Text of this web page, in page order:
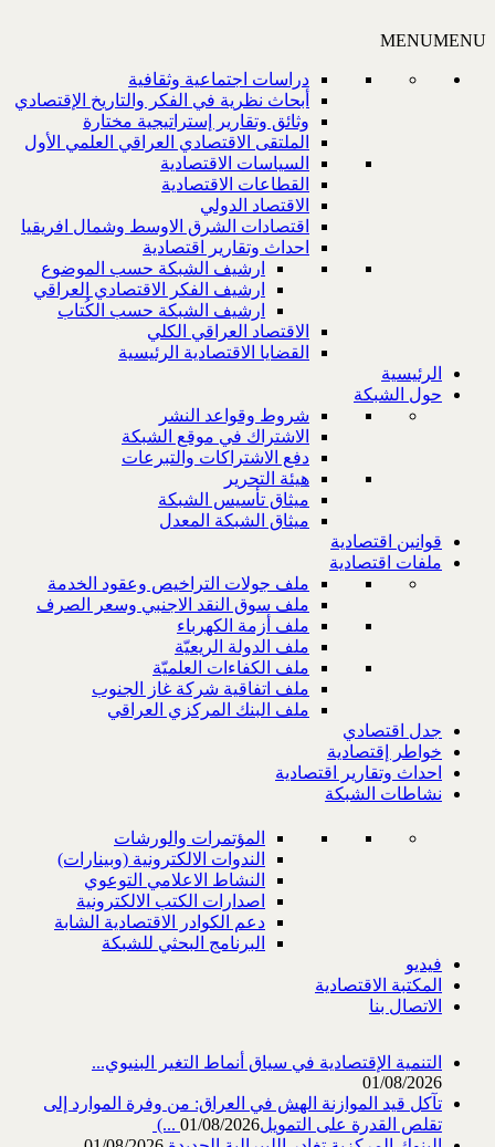
MENUMENU
دراسات اجتماعية وثقافية
أبحاث نظرية في الفكر والتاريخ الإقتصادي
وثائق وتقارير إستراتيجية مختارة
الملتقى الاقتصادي العراقي العلمي الأول
السياسات الاقتصادية
القطاعات الاقتصادية
الاقتصاد الدولي
اقتصادات الشرق الاوسط وشمال افريقيا
احداث وتقارير اقتصادية
ارشيف الشبكة حسب الموضوع
ارشيف الفكر الاقتصادي العراقي
ارشيف الشبكة حسب الكُتاب
الاقتصاد العراقي الكلي
القضايا الاقتصادية الرئيسية
الرئيسية
حول الشبكة
شروط وقواعد النشر
الاشتراك في موقع الشبكة
دفع الاشتراكات والتبرعات
هيئة التحرير
ميثاق تأسيس الشبكة
ميثاق الشبكة المعدل
قوانين اقتصادية
ملفات اقتصادية
ملف جولات التراخيص وعقود الخدمة
ملف سوق النقد الاجنبي وسعر الصرف
ملف أزمة الكهرباء
ملف الدولة الريعيّة
ملف الكفاءات العلميّة
ملف اتفاقية شركة غاز الجنوب
ملف البنك المركزي العراقي
جدل اقتصادي
خواطر إقتصادية
احداث وتقارير اقتصادية
نشاطات الشبكة
المؤتمرات والورشات
الندوات الالكترونية (وبينارات)
النشاط الاعلامي التوعوي
اصدارات الكتب الالكترونية
دعم الكوادر الاقتصادية الشابة
البرنامج البحثي للشبكة
فيديو
المكتبة الاقتصادية
الاتصال بنا
التنمية الإقتصادية في سياق أنماط التغير البنيوي...
01/08/2026
تآكل قيد الموازنة الهش في العراق: من وفرة الموارد إلى
تقلص القدرة على التمويل‎ (...01/08/2026